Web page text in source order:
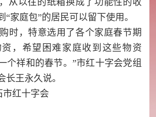
从以往的纸箱换成了功能性的收
“家庭包”的居民可以留下使用。
时，特意选用了各个家庭春节期
，希望困难家庭收到这些物资
个祥和的春节。”市红十字会党组
长王永久说。
市红十字会